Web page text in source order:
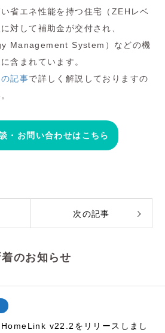
省エネ性能を持つ住宅（ZEHレベ
対して補助金が交付され、
Management System）などの機
含まれています。
記事で詳しく解説しておりますの
・お問い合わせはこちら
次の記事
着のお知らせ
HomeLink v22.2をリリースしまし